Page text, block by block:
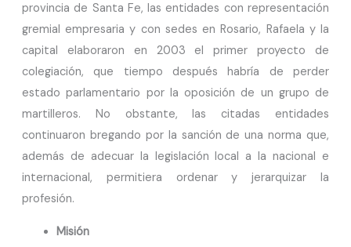
provincia de Santa Fe, las entidades con representación
gremial empresaria y con sedes en Rosario, Rafaela y la
capital elaboraron en 2003 el primer proyecto de
colegiación, que tiempo después habría de perder
estado parlamentario por la oposición de un grupo de
martilleros. No obstante, las citadas entidades
continuaron bregando por la sanción de una norma que,
además de adecuar la legislación local a la nacional e
internacional, permitiera ordenar y jerarquizar la
profesión.
Misión